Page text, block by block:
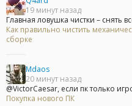
19 минут назад
Главная ловушка чистки – снять
Как правильно чистить
сборке
Mdaos
20 минут назад
@VictorCaesar, если пк только
Покупка нового ПК